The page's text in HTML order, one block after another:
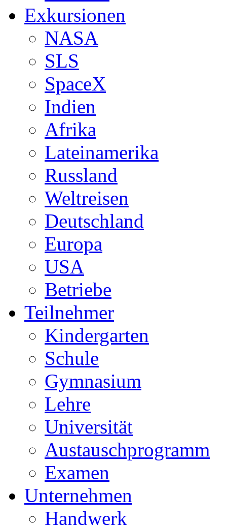
Exkursionen
NASA
SLS
SpaceX
Indien
Afrika
Lateinamerika
Russland
Weltreisen
Deutschland
Europa
USA
Betriebe
Teilnehmer
Kindergarten
Schule
Gymnasium
Lehre
Universität
Austauschprogramm
Examen
Unternehmen
Handwerk